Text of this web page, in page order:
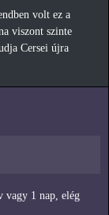
volt ez a
viszont szinte
Cersei újra
vagy 1 nap, elég